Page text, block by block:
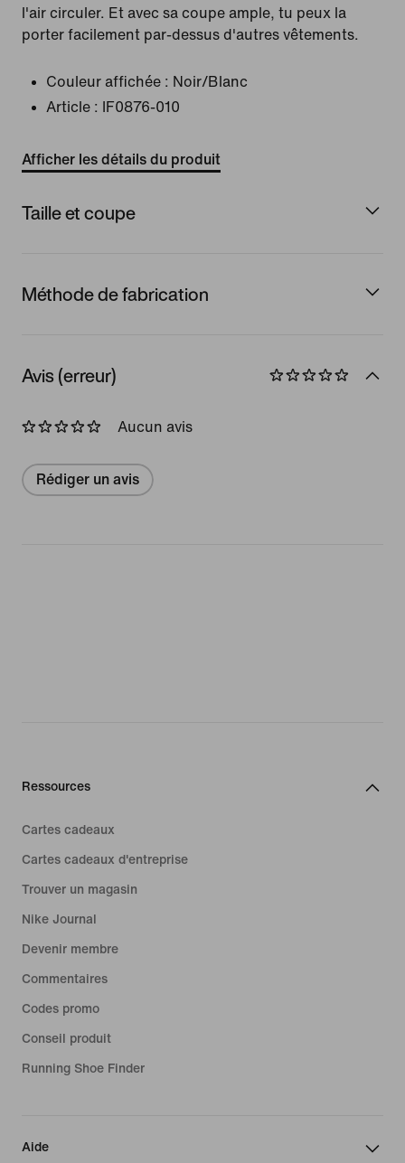
l'air circuler. Et avec sa coupe ample, tu peux la
porter facilement par-dessus d'autres vêtements.
Couleur affichée : Noir/Blanc
Article :
IF0876-010
Afficher les détails du produit
Taille et coupe
Méthode de fabrication
Avis (erreur)
Aucun avis
Rédiger un avis
Ressources
Cartes cadeaux
Cartes cadeaux d'entreprise
Trouver un magasin
Nike Journal
Devenir membre
Commentaires
Codes promo
Conseil produit
Running Shoe Finder
Aide